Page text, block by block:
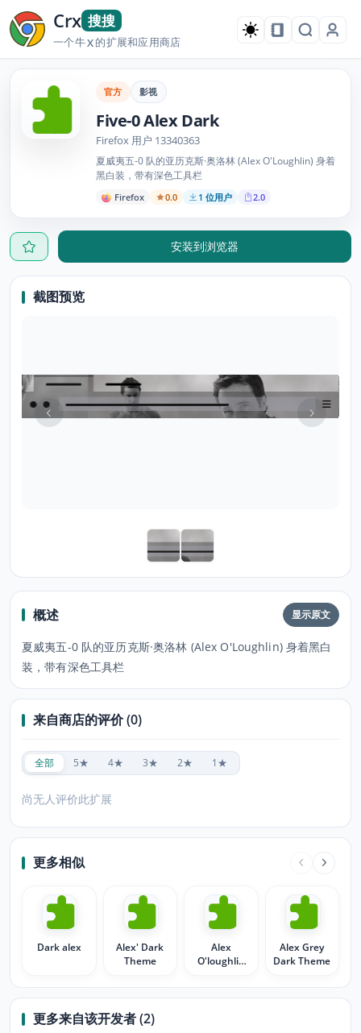
Crx 搜搜
一个牛X的扩展和应用商店
官方 影视
Five-0 Alex Dark
Firefox 用户 13340363
夏威夷五-0 队的亚历克斯·奥洛林 (Alex O'Loughlin) 身着
黑白装，带有深色工具栏
Firefox 0.0 1 位用户 2.0
安装到浏览器
截图预览
概述 显示原文
夏威夷五-0 队的亚历克斯·奥洛林 (Alex O'Loughlin) 身着黑白
装，带有深色工具栏
来自商店的评价 (0)
全部 5★ 4★ 3★ 2★ 1★
尚无人评价此扩展
更多相似
Dark alex
Alex' Dark
Theme
Alex
O'loughlin
Alex Grey
Dark Theme
更多来自该开发者 (2)